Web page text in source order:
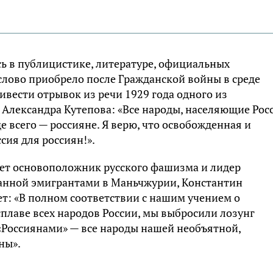
в публицистике, литературе, официальных
приобрело после Гражданской войны в среде
отрывок из речи 1929 года одного из
Кутепова: «Все народы, населяющие
всего — россияне. Я верю, что освобожденная и
для россиян!».
основоположник русского фашизма и лидер
эмигрантами в Маньчжурии, Константин
«В полном соответствии с нашим учением о
всех народов России, мы выбросили лозунг
— все народы нашей необъятной,